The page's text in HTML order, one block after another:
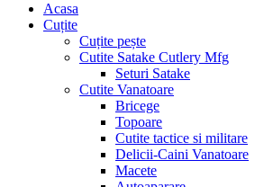
Acasa
Cuțite
Cuțite pește
Cutite Satake Cutlery Mfg
Seturi Satake
Cutite Vanatoare
Bricege
Topoare
Cutite tactice si militare
Delicii-Caini Vanatoare
Macete